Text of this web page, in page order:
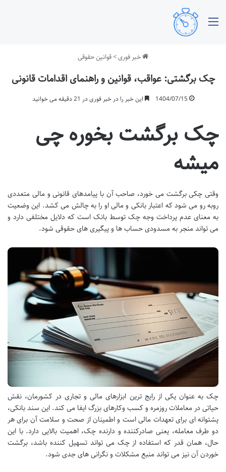
خبر فوری>قوانین حقوقی
چک برگشتی: عواقب، قوانین و راهنمای اقدامات قانونی
1404/07/15 این خبر را در خبر فوری در 21 دقیقه می خوانید
چک برگشت بخوره چی
میشه
وقتی چکی برگشت می خورد، صاحب آن با پیامدهای قانونی و مالی متعددی
روبه رو می شود که اعتبار بانکی و مالی او را به چالش می کشد. این وضعیت
به معنای عدم پرداخت وجه چک توسط بانک است که دلایل مختلفی دارد و
می تواند منجر به مسدودی حساب ها و پیگیری های حقوقی شود.
چک به عنوان یکی از رایج ترین ابزارهای مالی و تجاری در کشورمان، نقش
حیاتی در معاملات روزمره و کسب وکارهای بزرگ ایفا می کند. این سند بانکی،
پشتوانه ای برای تعهدات مالی است و اطمینان از صحت و سلامت آن برای هر
دو طرف معامله، یعنی صادرکننده و دارنده چک، اهمیت بالایی دارد. با این
حال، همان قدر که استفاده از چک می تواند تسهیل کننده باشد، برگشت
خوردن آن نیز می تواند منبع مشکلات و نگرانی های جدی شود.